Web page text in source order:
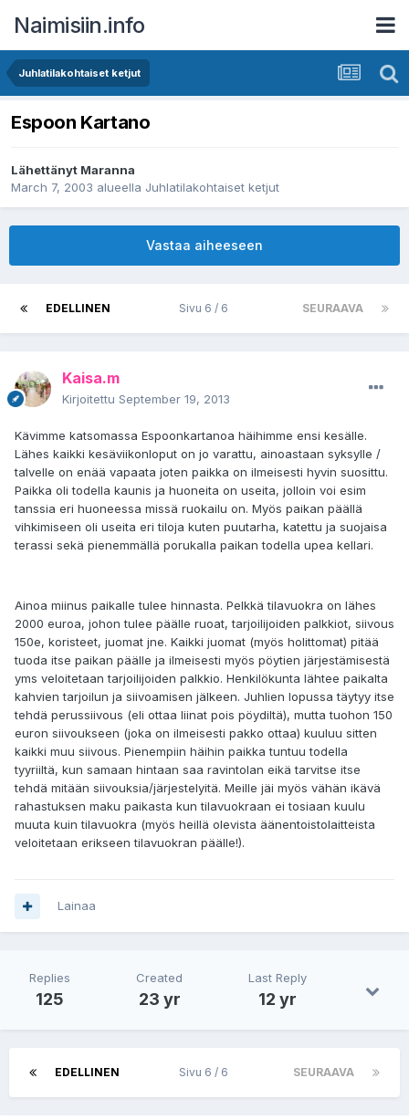
Naimisiin.info
Juhlatilakohtaiset ketjut
Espoon Kartano
Lähettänyt Maranna
March 7, 2003 alueella Juhlatilakohtaiset ketjut
Vastaa aiheeseen
EDELLINEN SEURAAVA
Sivu 6 / 6
Kaisa.m
Kirjoitettu September 19, 2013
Kävimme katsomassa Espoonkartanoa häihimme ensi kesälle.
Lähes kaikki kesäviikonloput on jo varattu, ainoastaan syksylle /
talvelle on enää vapaata joten paikka on ilmeisesti hyvin suosittu.
Paikka oli todella kaunis ja huoneita on useita, jolloin voi esim
tanssia eri huoneessa missä ruokailu on. Myös paikan päällä
vihkimiseen oli useita eri tiloja kuten puutarha, katettu ja suojaisa
terassi sekä pienemmällä porukalla paikan todella upea kellari.
Ainoa miinus paikalle tulee hinnasta. Pelkkä tilavuokra on lähes
2000 euroa, johon tulee päälle ruoat, tarjoilijoiden palkkiot, siivous
150e, koristeet, juomat jne. Kaikki juomat (myös holittomat) pitää
tuoda itse paikan päälle ja ilmeisesti myös pöytien järjestämisestä
yms veloitetaan tarjoilijoiden palkkio. Henkilökunta lähtee paikalta
kahvien tarjoilun ja siivoamisen jälkeen. Juhlien lopussa täytyy itse
tehdä perussiivous (eli ottaa liinat pois pöydiltä), mutta tuohon 150
euron siivoukseen (joka on ilmeisesti pakko ottaa) kuuluu sitten
kaikki muu siivous. Pienempiin häihin paikka tuntuu todella
tyyriiltä, kun samaan hintaan saa ravintolan eikä tarvitse itse
tehdä mitään siivouksia/järjestelyitä. Meille jäi myös vähän ikävä
rahastuksen maku paikasta kun tilavuokraan ei tosiaan kuulu
muuta kuin tilavuokra (myös heillä olevista äänentoistolaitteista
veloitetaan erikseen tilavuokran päälle!).
Lainaa
Replies
125
Created
23 yr
Last Reply
12 yr
EDELLINEN SEURAAVA
Sivu 6 / 6